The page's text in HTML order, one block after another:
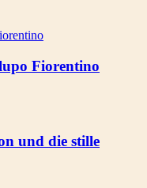
Fiorentino
und die stille